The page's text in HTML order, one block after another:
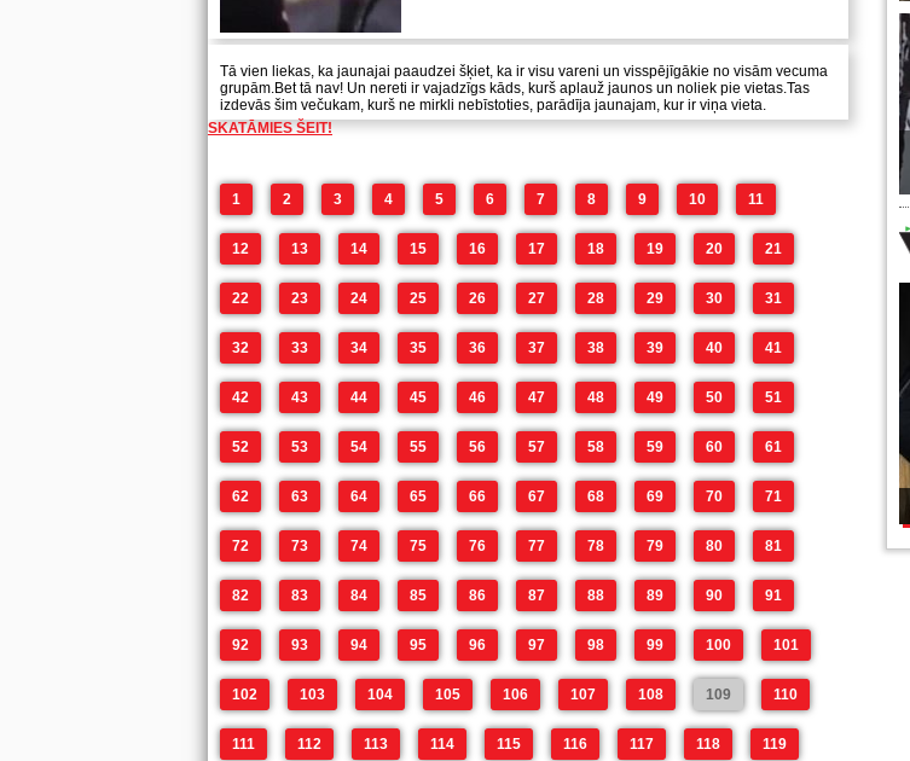
Tā vien liekas, ka jaunajai paaudzei šķiet, ka ir visu vareni un visspējīgākie no visām vecuma
grupām.Bet tā nav! Un nereti ir vajadzīgs kāds, kurš aplauž jaunos un noliek pie vietas.Tas
izdevās šim večukam, kurš ne mirkli nebīstoties, parādīja jaunajam, kur ir viņa vieta.
SKATĀMIES ŠEIT!
1 2 3 4 5 6 7 8 9 10 11
12 13 14 15 16 17 18 19 20 21
22 23 24 25 26 27 28 29 30 31
32 33 34 35 36 37 38 39 40 41
42 43 44 45 46 47 48 49 50 51
52 53 54 55 56 57 58 59 60 61
62 63 64 65 66 67 68 69 70 71
72 73 74 75 76 77 78 79 80 81
82 83 84 85 86 87 88 89 90 91
92 93 94 95 96 97 98 99 100 101
102 103 104 105 106 107 108 109 110
111 112 113 114 115 116 117 118 119